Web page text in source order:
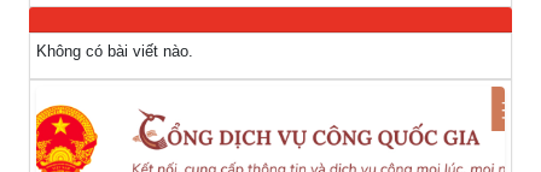
Không có bài viết nào.